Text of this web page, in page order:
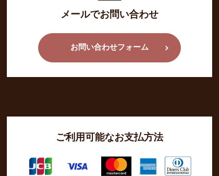
メールでお問い合わせ
お問い合わせフォーム
ご利用可能なお支払方法